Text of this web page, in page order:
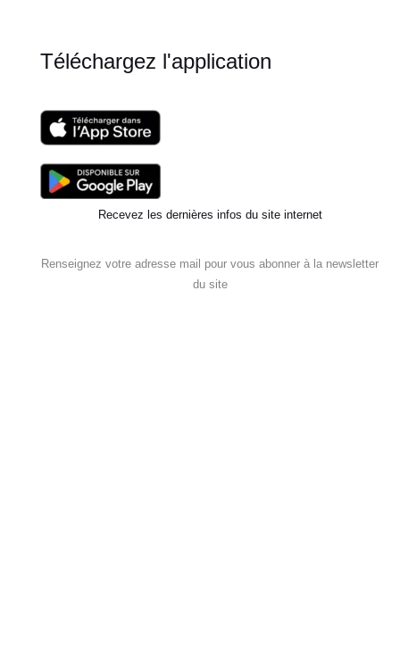
Téléchargez l'application
Recevez les dernières infos du site internet
Renseignez votre adresse mail pour vous abonner à la newsletter
du site